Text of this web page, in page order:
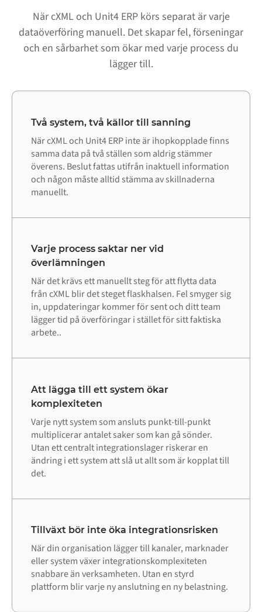
När cXML och Unit4 ERP körs separat är varje
dataöverföring manuell. Det skapar fel, förseningar
och en sårbarhet som ökar med varje process du
lägger till.
Två system, två källor till sanning
När cXML och Unit4 ERP inte är ihopkopplade finns
samma data på två ställen som aldrig stämmer
överens. Beslut fattas utifrån inaktuell information
och någon måste alltid stämma av skillnaderna
manuellt.
Varje process saktar ner vid
överlämningen
När det krävs ett manuellt steg för att flytta data
från cXML blir det steget flaskhalsen. Fel smyger sig
in, uppdateringar kommer för sent och ditt team
lägger tid på överföringar i stället för sitt faktiska
arbete..
Att lägga till ett system ökar
komplexiteten
Varje nytt system som ansluts punkt-till-punkt
multiplicerar antalet saker som kan gå sönder.
Utan ett centralt integrationslager riskerar en
ändring i ett system att slå ut allt som är kopplat till
det.
Tillväxt bör inte öka integrationsrisken
När din organisation lägger till kanaler, marknader
eller system växer integrationskomplexiteten
snabbare än verksamheten. Utan en styrd
plattform blir varje ny anslutning en ny belastning.